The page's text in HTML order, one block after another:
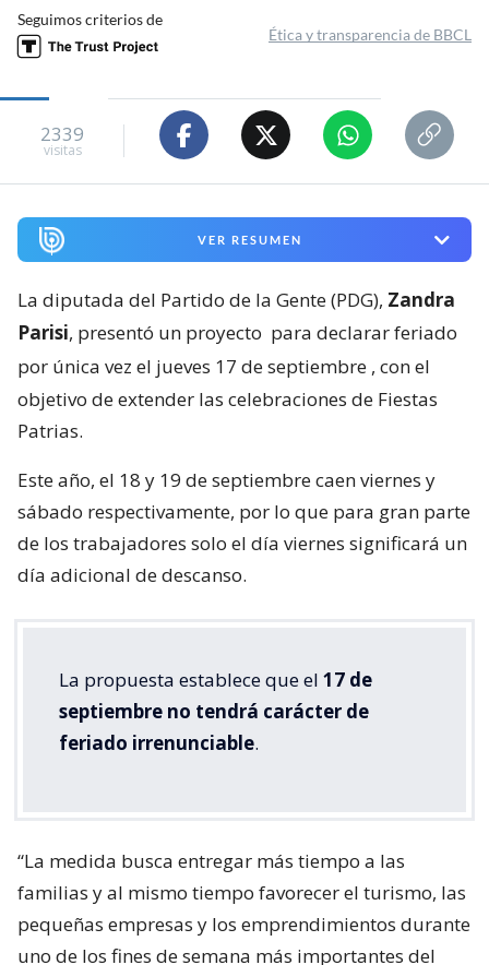
Seguimos criterios de
Ética y transparencia de BBCL
2339
visitas
VER RESUMEN
La diputada del Partido de la Gente (PDG), Zandra
Parisi, presentó un proyecto para declarar feriado
por única vez el jueves 17 de septiembre , con el
objetivo de extender las celebraciones de Fiestas
Patrias.
Este año, el 18 y 19 de septiembre caen viernes y
sábado respectivamente, por lo que para gran parte
de los trabajadores solo el día viernes significará un
día adicional de descanso.
La propuesta establece que el 17 de
septiembre no tendrá carácter de
feriado irrenunciable.
“La medida busca entregar más tiempo a las
familias y al mismo tiempo favorecer el turismo, las
pequeñas empresas y los emprendimientos durante
uno de los fines de semana más importantes del